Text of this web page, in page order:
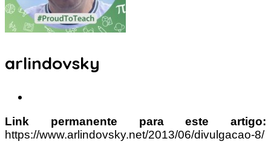
arlindovsky
Link permanente para este artigo:
https://www.arlindovsky.net/2013/06/divulgacao-8/